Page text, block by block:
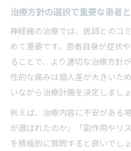
治療方針の選択で重要な患者
神経痛の治療では、医師とのコ
めて重要です。患者自身が症状
ることで、より適切な治療方針
性的な痛みは個人差が大きいた
いながら治療計画を決定しましょ
例えば、治療内容に不安がある
が選ばれたのか」「副作用やリ
を積極的に質問すると良いでし